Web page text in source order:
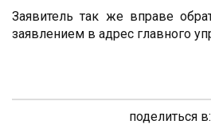
Заявитель так же вправе
заявлением в адрес главного
поделиться в: